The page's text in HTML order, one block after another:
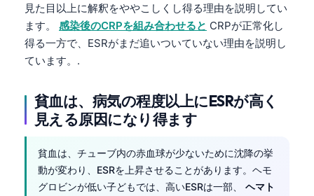
見た目以上に解釈をややこしくし得る理由を説明してい
ます。 感染後のCRPを組み合わせると CRPが正常化し
得る一方で、ESRがまだ追いついていない理由を説明し
ています。.
貧血は、病気の程度以上にESRが高く
見える原因になり得ます
貧血は、チューブ内の赤血球が少ないために沈降の挙
動が変わり、ESRを上昇させることがあります。ヘモ
グロビンが低い子どもでは、高いESRは一部、 ヘマト